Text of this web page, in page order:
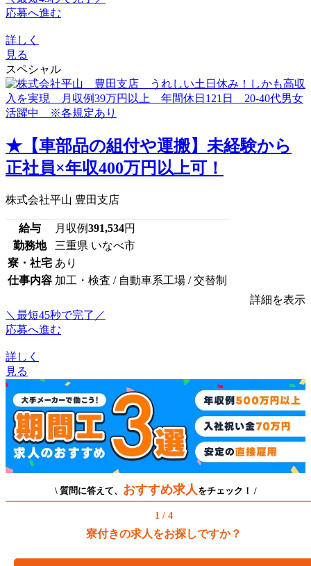
応募へ進む
詳しく
見る
スペシャル
★【車部品の組付や運搬】未経験から
正社員×年収400万円以上可！
株式会社平山 豊田支店
給与 月収例391,534円
勤務地
三重県 いなべ市
寮・社宅 あり
仕事内容 加工・検査 / 自動車系工場 / 交替制
詳細を表示
＼最短45秒で完了／
応募へ進む
詳しく
見る
\ 質問に答えて、 おすすめ求人 をチェック！ /
1 / 4
寮付きの求人をお探しですか？